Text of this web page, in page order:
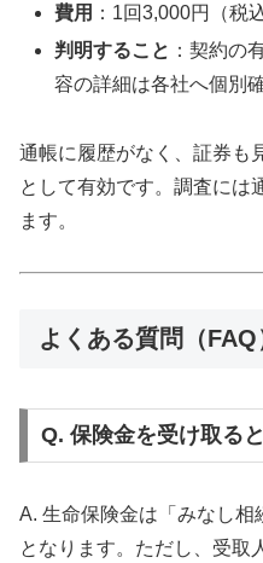
費用 ：1回3,000円（税込
判明すること ：契約の
容の詳細は各社へ個別
通帳に履歴がなく、証券も
として有効です。調査には
ます。
よくある質問（FAQ
Q. 保険金を受け取る
A. 生命保険金は「みなし相
となります。ただし、受取